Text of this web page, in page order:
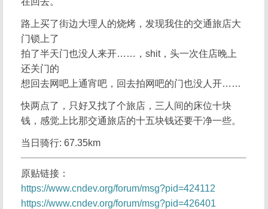
路上买了街边大理人的烧烤，发现我住的交通旅店大
门锁上了
拍了半天门也没人来开……，shit，头一次住店晚上
还关门的
想回去网吧上通宵吧，回去拍网吧的门也没人开……
快两点了，只好又找了个旅店，三人间的床位十块
钱，感觉上比那交通旅店的十五块钱还要干净一些。
当日骑行: 67.35km
原贴链接：
https://www.cndev.org/forum/msg?pid=424112
https://www.cndev.org/forum/msg?pid=426401